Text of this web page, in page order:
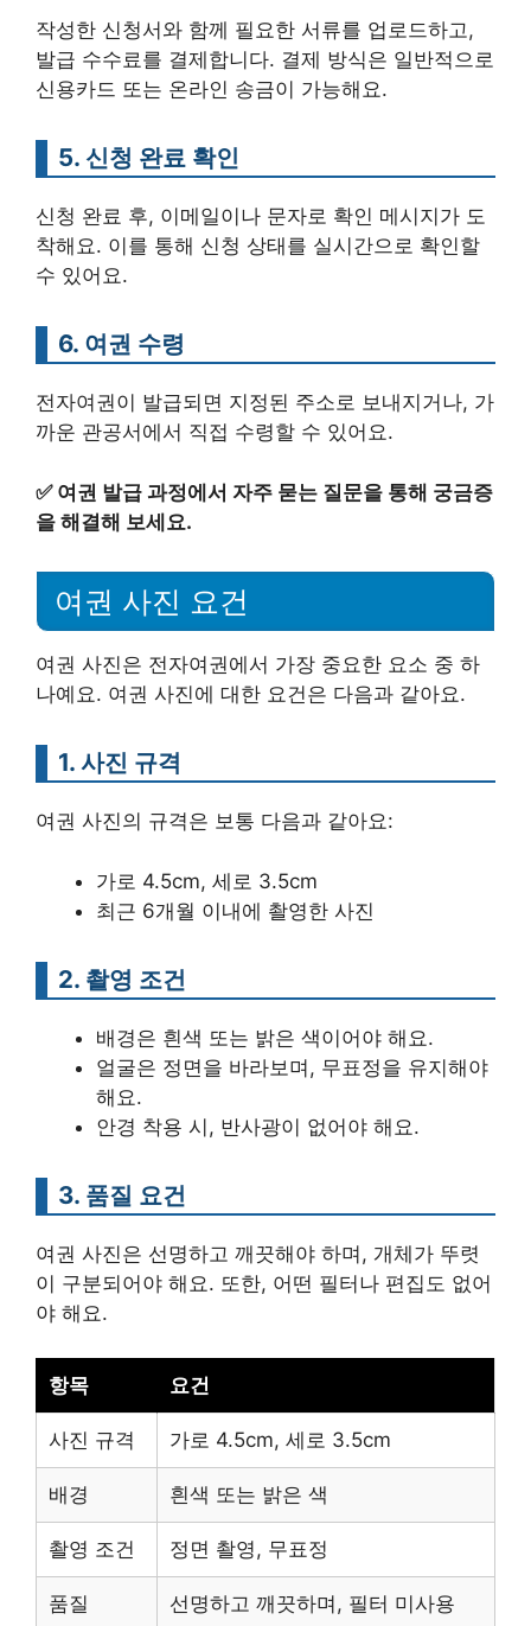
작성한 신청서와 함께 필요한 서류를 업로드하고,
발급 수수료를 결제합니다. 결제 방식은 일반적으로
신용카드 또는 온라인 송금이 가능해요.
5. 신청 완료 확인
신청 완료 후, 이메일이나 문자로 확인 메시지가 도
착해요. 이를 통해 신청 상태를 실시간으로 확인할
수 있어요.
6. 여권 수령
전자여권이 발급되면 지정된 주소로 보내지거나, 가
까운 관공서에서 직접 수령할 수 있어요.
✅ 여권 발급 과정에서 자주 묻는 질문을 통해 궁금증
을 해결해 보세요.
여권 사진 요건
여권 사진은 전자여권에서 가장 중요한 요소 중 하
나예요. 여권 사진에 대한 요건은 다음과 같아요.
1. 사진 규격
여권 사진의 규격은 보통 다음과 같아요:
가로 4.5cm, 세로 3.5cm
최근 6개월 이내에 촬영한 사진
2. 촬영 조건
배경은 흰색 또는 밝은 색이어야 해요.
얼굴은 정면을 바라보며, 무표정을 유지해야
해요.
안경 착용 시, 반사광이 없어야 해요.
3. 품질 요건
여권 사진은 선명하고 깨끗해야 하며, 개체가 뚜렷
이 구분되어야 해요. 또한, 어떤 필터나 편집도 없어
야 해요.
항목 요건
사진 규격 가로 4.5cm, 세로 3.5cm
배경 흰색 또는 밝은 색
촬영 조건 정면 촬영, 무표정
품질 선명하고 깨끗하며, 필터 미사용